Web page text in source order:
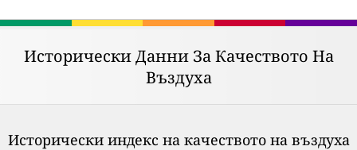
Исторически Данни За Качеството На
Въздуха
Исторически индекс на качеството на въздуха